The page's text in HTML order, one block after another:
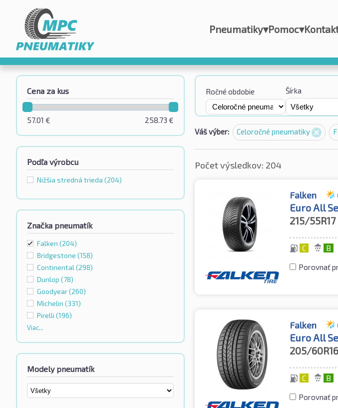
Pneumatiky▾Pomoc▾
Cena za kus
258.73 €
57.01 €
Podľa výrobcu
Nižšia stredná trieda (204)
Značka pneumatík
Falken (204)
Bridgestone (158)
Continental (298)
Dunlop (78)
Goodyear(260)
Michelin (331)
Pirelli (196)
Viac...
Modely pneumatík
Ročné obdobie Šírka
Váš výber: Celoročné pneumatiky
Počet výsledkov: 204
Falken
Euro All
215/55R17
C B
Porovnať
Falken
Euro All
205/60R16
C B
Porovnať